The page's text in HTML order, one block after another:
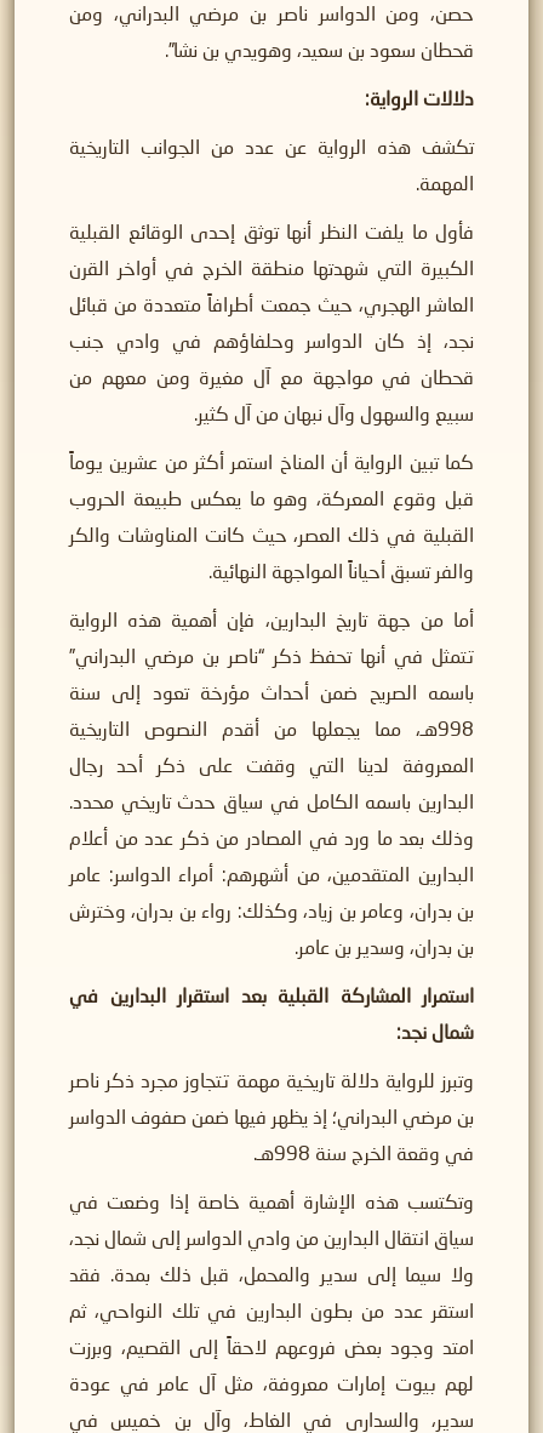
حصن، ومن الدواسر ناصر بن مرضي البدراني، ومن
قحطان سعود بن سعيد، وهويدي بن نشا”.
دلالات الرواية:
تكشف هذه الرواية عن عدد من الجوانب التاريخية
المهمة.
فأول ما يلفت النظر أنها توثق إحدى الوقائع القبلية
الكبيرة التي شهدتها منطقة الخرج في أواخر القرن
العاشر الهجري، حيث جمعت أطرافاً متعددة من قبائل
نجد، إذ كان الدواسر وحلفاؤهم في وادي جنب
قحطان في مواجهة مع آل مغيرة ومن معهم من
سبيع والسهول وآل نبهان من آل كثير.
كما تبين الرواية أن المناخ استمر أكثر من عشرين يوماً
قبل وقوع المعركة، وهو ما يعكس طبيعة الحروب
القبلية في ذلك العصر، حيث كانت المناوشات والكر
والفر تسبق أحياناً المواجهة النهائية.
أما من جهة تاريخ البدارين، فإن أهمية هذه الرواية
تتمثل في أنها تحفظ ذكر “ناصر بن مرضي البدراني”
باسمه الصريح ضمن أحداث مؤرخة تعود إلى سنة
998هـ، مما يجعلها من أقدم النصوص التاريخية
المعروفة لدينا التي وقفت على ذكر أحد رجال
البدارين باسمه الكامل في سياق حدث تاريخي محدد.
وذلك بعد ما ورد في المصادر من ذكر عدد من أعلام
البدارين المتقدمين، من أشهرهم: أمراء الدواسر: عامر
بن بدران، وعامر بن زياد، وكذلك: رواء بن بدران، وخترش
بن بدران، وسدير بن عامر.
استمرار المشاركة القبلية بعد استقرار البدارين في
شمال نجد:
وتبرز للرواية دلالة تاريخية مهمة تتجاوز مجرد ذكر ناصر
بن مرضي البدراني؛ إذ يظهر فيها ضمن صفوف الدواسر
في وقعة الخرج سنة 998هـ.
وتكتسب هذه الإشارة أهمية خاصة إذا وضعت في
سياق انتقال البدارين من وادي الدواسر إلى شمال نجد،
ولا سيما إلى سدير والمحمل، قبل ذلك بمدة. فقد
استقر عدد من بطون البدارين في تلك النواحي، ثم
امتد وجود بعض فروعهم لاحقاً إلى القصيم، وبرزت
لهم بيوت إمارات معروفة، مثل آل عامر في عودة
سدير، والسدارى في الغاط، وآل بن خميس في